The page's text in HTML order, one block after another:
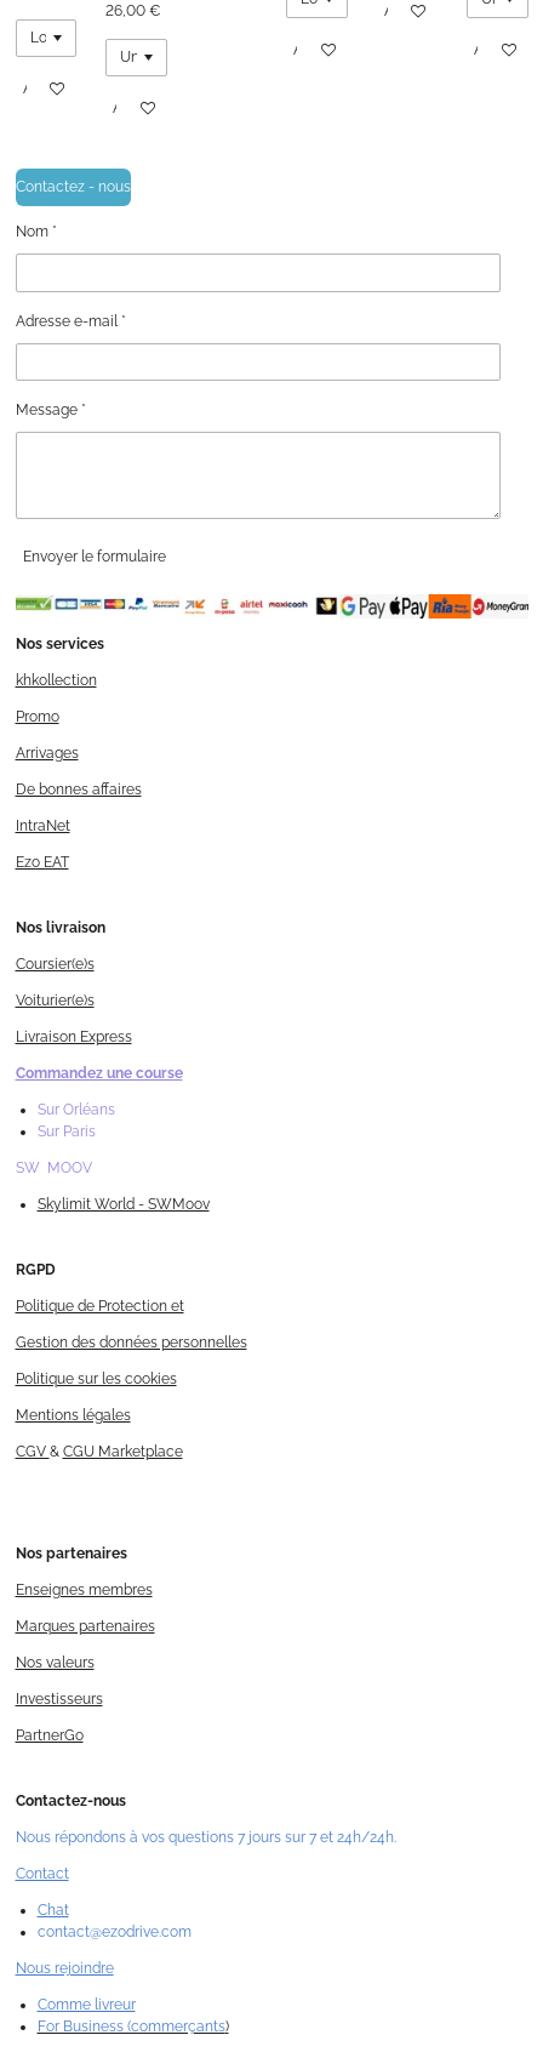
Ajouter au panier
26,00 €
Ajouter au panier
Ajouter au panier
Ajouter au panier
Ajouter
Contactez - nous
Nom *
Adresse e-mail *
Message *
Envoyer le formulaire
Nos services
khkollection
Promo
Arrivages
De bonnes affaires
IntraNet
Ezo EAT
Nos livraison
Coursier(e)s
Voiturier(e)s
Livraison Express
Commandez une course
Sur Orléans
Sur Paris
SW MOOV
Skylimit World - SWMoov
RGPD
Politique de Protection et
Gestion des données personnelles
Politique sur les cookies
Mentions légales
CGV & CGU Marketplace
Nos partenaires
Enseignes membres
Marques partenaires
Nos valeurs
Investisseurs
PartnerGo
Contactez-nous
Nous répondons à vos questions 7 jours sur 7 et 24h/24h.
Contact
Chat
contact@ezodrive.com
Nous rejoindre
Comme livreur
For Business (commerçants)